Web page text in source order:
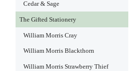
Cedar & Sage
The Gifted Stationery
William Morris Cray
William Morris Blackthorn
William Morris Strawberry Thief